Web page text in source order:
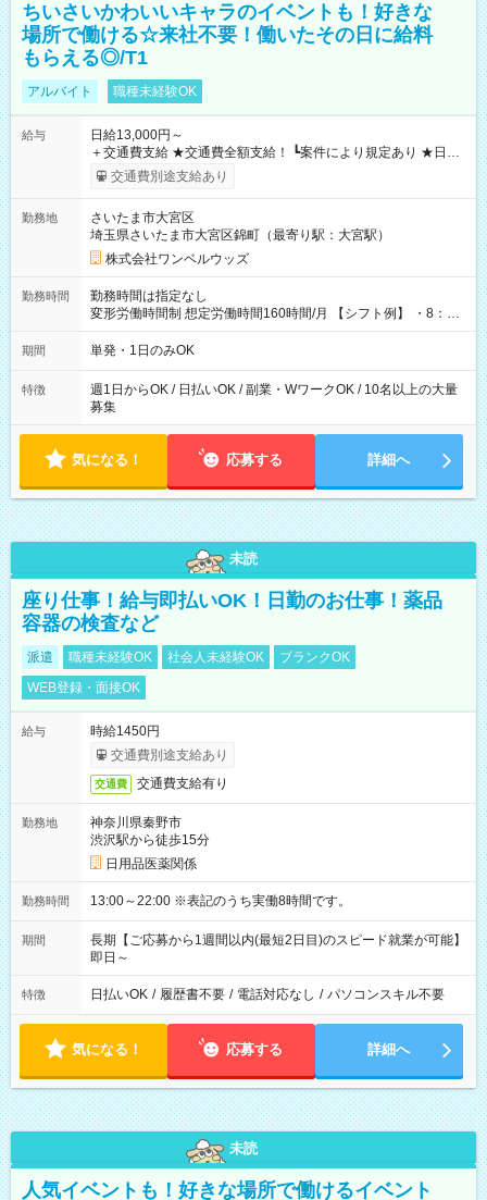
ちいさいかわいいキャラのイベントも！好きな
場所で働ける☆来社不要！働いたその日に給料
もらえる◎/T1
アルバイト 職種未経験OK
給与
日給13,000円～
＋交通費支給 ★交通費全額支給！ ┗案件により規定あり ★日払
いOK！（規定あり） ┗働いたその日に現金GET♪ お仕事後はコ
ンビニATMから 日払い分を引き落とせます！ 【試用期間】試
交通費別途支給あり
勤務地
さいたま市大宮区
埼玉県さいたま市大宮区錦町（最寄り駅：大宮駅）
株式会社ワンベルウッズ
勤務時間
勤務時間は指定なし
変形労働時間制 想定労働時間160時間/月 【シフト例】 ・8：00
～21：00
期間 単発・1日のみOK
特徴
週1日からOK / 日払いOK / 副業・WワークOK / 10名以上の大量
募集
気になる！ 応募する 詳細へ
未読
座り仕事！給与即払いOK！日勤のお仕事！薬品
容器の検査など
派遣 職種未経験OK 社会人未経験OK
ブランクOK
WEB登録・面接OK
給与
時給1450円
交通費別途支給あり
交通費 交通費支給有り
勤務地
神奈川県秦野市
渋沢駅から徒歩15分
日用品医薬関係
勤務時間 13:00～22:00 ※表記のうち実働8時間です。
期間
長期【ご応募から1週間以内(最短2日目)のスピード就業が可能】
即日～
特徴 日払いOK / 履歴書不要 / 電話対応なし / パソコンスキル不要
気になる！ 応募する 詳細へ
未読
人気イベントも！好きな場所で働けるイベント